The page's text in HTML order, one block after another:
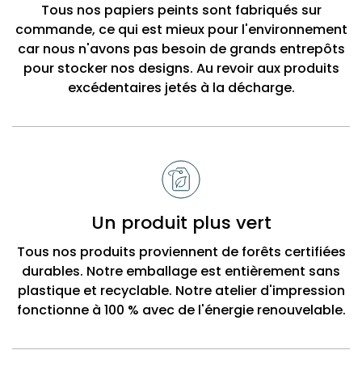
Tous nos papiers peints sont fabriqués sur
commande, ce qui est mieux pour l'environnement
car nous n'avons pas besoin de grands entrepôts
pour stocker nos designs. Au revoir aux produits
excédentaires jetés à la décharge.
Un produit plus vert
Tous nos produits proviennent de forêts certifiées
durables. Notre emballage est entièrement sans
plastique et recyclable. Notre atelier d'impression
fonctionne à 100 % avec de l'énergie renouvelable.